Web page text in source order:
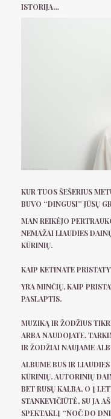
ISTORIJA…
KUR TUOS ŠEŠERIUS
BUVO “DINGUSI” JŪSŲ
MAN REIKĖJO
NEMAŽAI LIAUDIES
KŪRINIŲ.
KAIP KETINATE
YRA MINČIŲ, KAIP
PASLAPTIS.
MUZIKĄ IR ŽODŽIUS
ARBA NAUDOJATE,
IR ŽODŽIAI NAUJAME
ALBUME BUS IR
KŪRINIŲ. AUTORINIŲ
BET RUSŲ KALBA, O Į
STANKEVIČIŪTĖ, SU JA
SPEKTAKLĮ “NOČ DO